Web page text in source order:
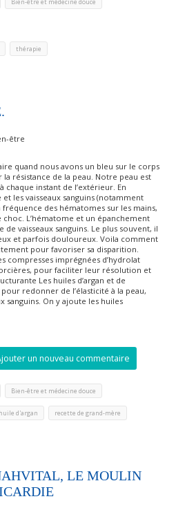
Bien-être et médecine douce
thérapie
être
quand nous avons un bleu sur le corps
la résistance de la peau. Notre peau est
instant de l’extérieur. En
les vaisseaux sanguins (notamment
fréquence des hématomes sur les mains,
choc. L’hématome et un épanchement
vaisseaux sanguins. Le plus souvent, il
et parfois douloureux. Voila comment
pour favoriser sa disparition.
compresses imprégnées d’hydrolat
pour faciliter leur résolution et
Les huiles d’argan et de
redonner de l’élasticité à la peau,
sanguins. On y ajoute les huiles
un nouveau commentaire
Bien-être et médecine douce
huile d'argan recette de grand-mère
LE MOULIN